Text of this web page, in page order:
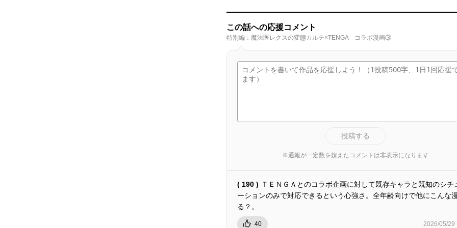
この話への応援コメント
特別編：魔法医レクスの変態カルテ×TENGA コラボ漫画③
投稿する
※通報が一定数を超えたコメントは非表示になります
( 190 ) ＴＥＮＧＡとのコラボ企画に対して既存キャラと既知のシチ
ーションのみで対応できるという心強さ。全年齢向けで他にこんな
る？。
40 2026/05/29